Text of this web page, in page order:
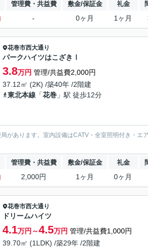
管理費・共益費 敷金/保証金 礼金
- 0ヶ月 1ヶ月
花巻市西大通り
パークハイツはこざきⅠ
3.8万円 管理/共益費2,000円
37.12㎡ (2K) /築40年 /2階建
東北本線 「花巻 」駅 徒歩12分
があります。室内設備はCATV・全室照明付き・エ
管理費・共益費 敷金/保証金 礼金
2,000円 1ヶ月 0ヶ月
花巻市西大通り
ドリームハイツ
4.1万円～4.5万円 管理/共益費1,000円
39.70㎡ (1LDK) /築29年 /2階建